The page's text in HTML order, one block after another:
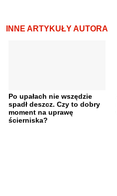
INNE ARTYKUŁY AUTORA
Po upałach nie wszędzie
spadł deszcz. Czy to dobry
moment na uprawę
ścierniska?